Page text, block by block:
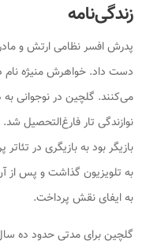
زندگی‌نامه
پدرش افسر نظامی ارتش و
دست داد. خواهرش منیژه نام
می‌کنند. گلچین در نوجوانی
نوازندگی تار فارغ‌التحصیل
بازیگر بود به بازیگری در
به تلویزیون گذاشت و پس از
به ایفای نقش پرداخت.